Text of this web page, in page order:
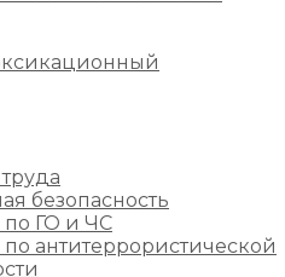
безопасность
по ГО и ЧС
антитеррористической